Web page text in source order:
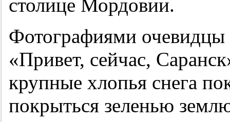
столице Мордовии.
Фотографиями очевидцы
«Привет, сейчас,
крупные хлопья снега
покрыться зеленью